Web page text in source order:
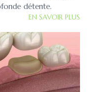
détente.
EN SAVOIR PLUS